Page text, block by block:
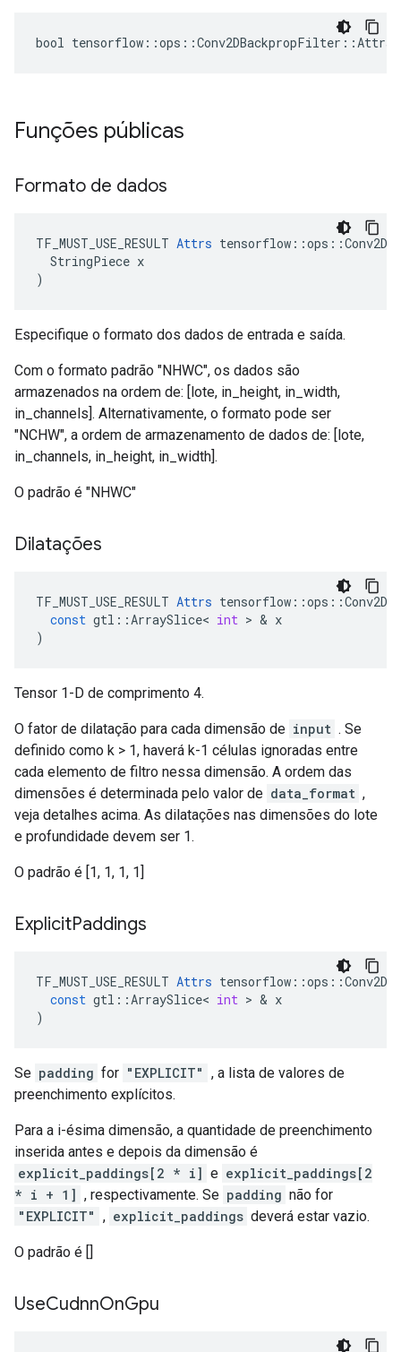
bool
Funções públicas
Formato de dados
TF_MUST_USE_RESULT Attrs
  StringPiece x
)
Especifique o formato dos dados de entrada e saída.
Com o formato padrão "NHWC", os dados são
armazenados na ordem de: [lote, in_height, in_width,
in_channels]. Alternativamente, o formato pode ser
"NCHW", a ordem de armazenamento de dados de: [lote,
in_channels, in_height, in_width].
O padrão é "NHWC"
Dilatações
TF_MUST_USE_RESULT Attrs tensorflow ::ops ::
const gtl ::ArraySlice< int > & x
)
Tensor 1-D de comprimento 4.
O fator de dilatação para cada dimensão de input . Se
definido como k > 1, haverá k-1 células ignoradas entre
cada elemento de filtro nessa dimensão. A ordem das
dimensões é determinada pelo valor de data_format ,
veja detalhes acima. As dilatações nas dimensões do lote
e profundidade devem ser 1.
O padrão é [1, 1, 1, 1]
ExplicitPaddings
TF_MUST_USE_RESULT Attrs tensorflow ::ops ::
const gtl ::ArraySlice< int > & x
)
Se padding for "EXPLICIT" , a lista de valores de
preenchimento explícitos.
Para a i-ésima dimensão, a quantidade de preenchimento
inserida antes e depois da dimensão é
explicit_paddings[2 * i] e explicit_paddings[2
* i + 1] , respectivamente. Se padding não for
"EXPLICIT" , explicit_paddings deverá estar vazio.
O padrão é []
UseCudnnOnGpu